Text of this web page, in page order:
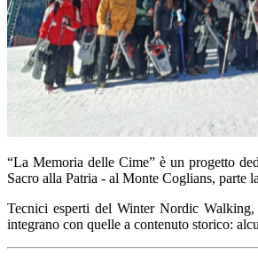
“La Memoria delle Cime” è un progetto
Sacro alla Patria - al Monte Coglians, parte
Tecnici esperti del Winter Nordic
integrano con quelle a contenuto storico: